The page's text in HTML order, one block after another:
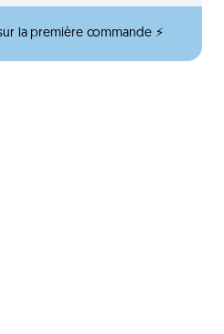
la première commande ⚡